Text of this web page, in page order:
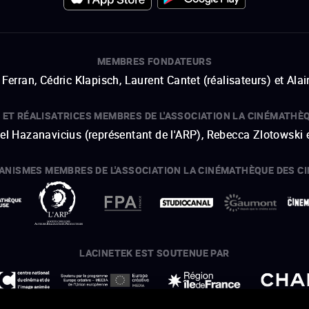
MEMBRES FONDATEURS
Cédric Klapisch, Laurent Cantet (réalisateurs) et
RÉALISATRICES MEMBRES DE L'ASSOCIATION LA
Hazanavicius (représentant de l'ARP), Rebecca
MEMBRES DE L'ASSOCIATION LA CINÉMATHÈQUE DES
LACINETEK EST SOUTENUE PAR